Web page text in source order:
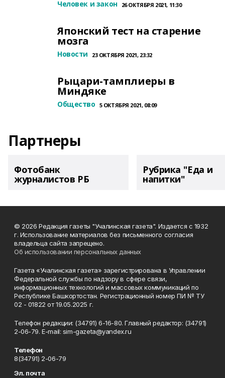
Человек и закон 26 ОКТЯБРЯ 2021, 11:30
Японский тест на старение
мозга
Новости 23 ОКТЯБРЯ 2021, 23:32
Рыцари-тамплиеры в
Миндяке
Общество 5 ОКТЯБРЯ 2021, 08:09
Партнеры
Фотобанк
журналистов РБ
Рубрика "Еда и
напитки"
© 2026 Редакция газеты "Учалинская газета". Издается с 1932
г. Использование материалов без письменного согласия
владельца сайта запрещено.
Об использовании персональных данных
Газета «Учалинская газета» зарегистрирована в Управлении
Федеральной службы по надзору в сфере связи,
информационных технологий и массовых коммуникаций по
Республике Башкортостан. Регистрационный номер ПИ № ТУ
02 - 01822 от 19.05.2025 г.
Телефон редакции: (34791) 6-16-80. Главный редактор: (34791)
2-06-79. Е-mаil: sim-gazeta@yandex.ru
Телефон
8(34791) 2-06-79
Эл. почта